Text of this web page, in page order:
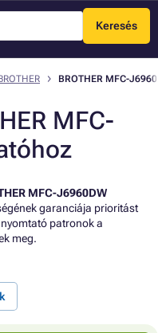
Keresés
Menü
BROTHER MFC-
MFC-
MFC-J6960DW
garanciája prioritást
nyomtató patronok a
meg.